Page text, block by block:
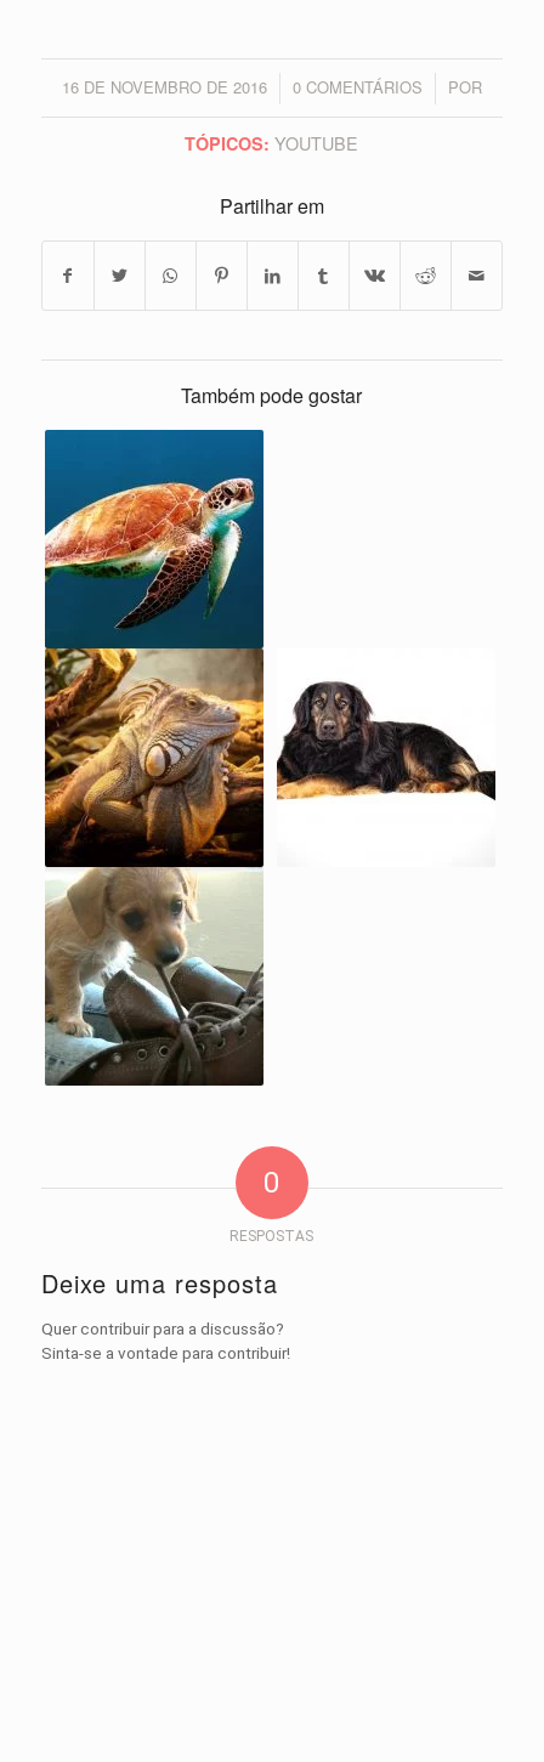
16 DE NOVEMBRO DE 2016
/ 0 COMENTÁRIOS
/ POR
TÓPICOS: YOUTUBE
Partilhar em
Também pode gostar
0
RESPOSTAS
Deixe uma resposta
Quer contribuir para a discussão?
Sinta-se a vontade para contribuir!